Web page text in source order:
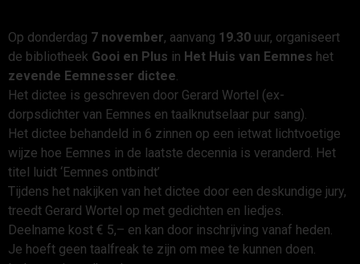
Op donderdag 7 november, aanvang 19.30 uur, organiseert
de bibliotheek Gooi en Plus in Het Huis van Eemnes het
zevende Eemnesser dictee.
Het dictee is geschreven door Gerard Wortel (ex-
dorpsdichter van Eemnes en taalknutselaar pur sang).
Het dictee behandeld in 6 zinnen op een ietwat lichtvoetige
wijze hoe Eemnes in de laatste decennia is veranderd. Het
titel luidt ‘Eemnes ontbindt’
Tijdens het nakijken van het dictee door een deskundige jury,
treedt Gerard Wortel op met gedichten en liedjes.
Deelname kost € 5,– en kan door inschrijving vanaf heden.
Je hoeft geen taalfreak te zijn om mee te kunnen doen.